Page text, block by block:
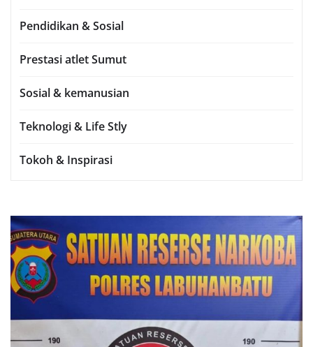
Pendidikan & Sosial
Prestasi atlet Sumut
Sosial & kemanusian
Teknologi & Life Stly
Tokoh & Inspirasi